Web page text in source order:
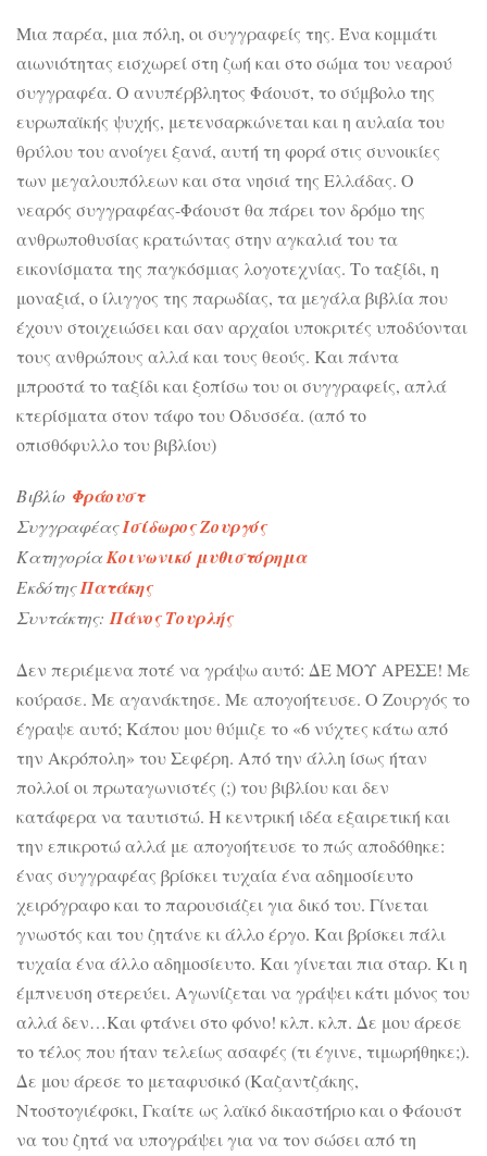
Μια παρέα, μια πόλη, οι συγγραφείς της. Ένα κομμάτι
αιωνιότητας εισχωρεί στη ζωή και στο σώμα του νεαρού
συγγραφέα. Ο ανυπέρβλητος Φάουστ, το σύμβολο της
ευρωπαϊκής ψυχής, μετενσαρκώνεται και η αυλαία του
θρύλου του ανοίγει ξανά, αυτή τη φορά στις συνοικίες
των μεγαλουπόλεων και στα νησιά της Ελλάδας. Ο
νεαρός συγγραφέας-Φάουστ θα πάρει τον δρόμο της
ανθρωποθυσίας κρατώντας στην αγκαλιά του τα
εικονίσματα της παγκόσμιας λογοτεχνίας. Το ταξίδι, η
μοναξιά, ο ίλιγγος της παρωδίας, τα μεγάλα βιβλία που
έχουν στοιχειώσει και σαν αρχαίοι υποκριτές υποδύονται
τους ανθρώπους αλλά και τους θεούς. Και πάντα
μπροστά το ταξίδι και ξοπίσω του οι συγγραφείς, απλά
κτερίσματα στον τάφο του Οδυσσέα. (από το
οπισθόφυλλο του βιβλίου)
Βιβλίο Φράουστ
ΣυγγραφέαςΙσίδωρος Ζουργός
ΚατηγορίαΚοινωνικό μυθιστόρημα
ΕκδότηςΠατάκης
Συντάκτης: Πάνος Τουρλής
Δεν περιέμενα ποτέ να γράψω αυτό: ΔΕ ΜΟΥ ΑΡΕΣΕ! Με
κούρασε. Με αγανάκτησε. Με απογοήτευσε. Ο Ζουργός το
έγραψε αυτό; Κάπου μου θύμιζε το «6 νύχτες κάτω από
την Ακρόπολη» του Σεφέρη. Από την άλλη ίσως ήταν
πολλοί οι πρωταγωνιστές (;) του βιβλίου και δεν
κατάφερα να ταυτιστώ. Η κεντρική ιδέα εξαιρετική και
την επικροτώ αλλά με απογοήτευσε το πώς αποδόθηκε:
ένας συγγραφέας βρίσκει τυχαία ένα αδημοσίευτο
χειρόγραφο και το παρουσιάζει για δικό του. Γίνεται
γνωστός και του ζητάνε κι άλλο έργο. Και βρίσκει πάλι
τυχαία ένα άλλο αδημοσίευτο. Και γίνεται πια σταρ. Κι η
έμπνευση στερεύει. Αγωνίζεται να γράψει κάτι μόνος του
αλλά δεν…Και φτάνει στο φόνο! κλπ. κλπ. Δε μου άρεσε
το τέλος που ήταν τελείως ασαφές (τι έγινε, τιμωρήθηκε;).
Δε μου άρεσε το μεταφυσικό (Καζαντζάκης,
Ντοστογιέφσκι, Γκαίτε ως λαϊκό δικαστήριο και ο Φάουστ
να του ζητά να υπογράψει για να τον σώσει από τη